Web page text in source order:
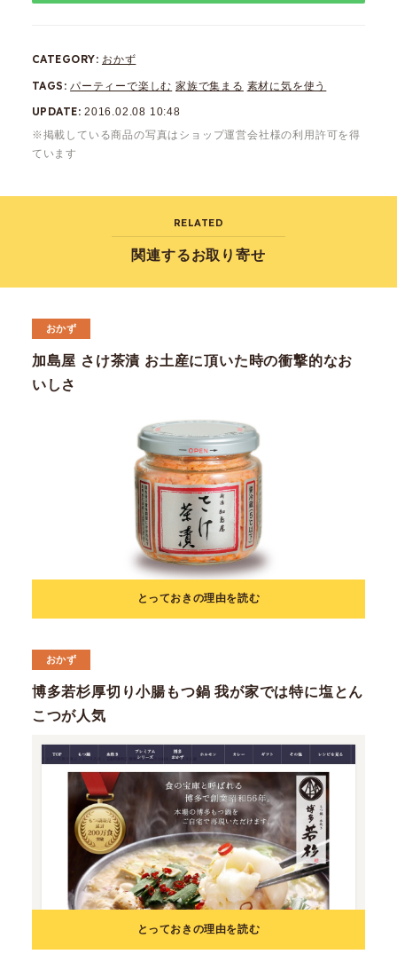
CATEGORY おかず
TAGS パーティーで楽しむ 家族で集まる 素材に気を使う
UPDATE 2016.02.08 10:48
※掲載している商品の写真はショップ運営会社様の利用許可を得
ています
RELATED
関連するお取り寄せ
おかず
加島屋 さけ茶漬 お土産に頂いた時の衝撃的なお
いしさ
とっておきの理由を読む
おかず
博多若杉厚切り小腸もつ鍋 我が家では特に塩とん
こつが人気
とっておきの理由を読む